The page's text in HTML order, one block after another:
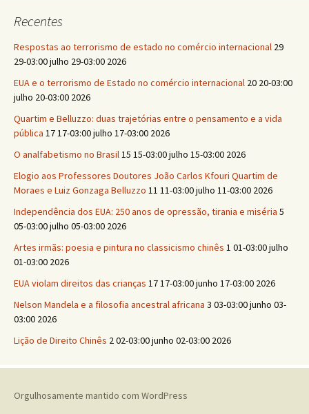
Recentes
Respostas ao terrorismo de estado no comércio internacional 29
29-03:00 julho 29-03:00 2026
EUA e o terrorismo de Estado no comércio internacional 20 20-03:00
julho 20-03:00 2026
Quartim e Belluzzo: duas trajetórias entre o pensamento e a vida
pública 17 17-03:00 julho 17-03:00 2026
O analfabetismo no Brasil15 15-03:00 julho 15-03:00 2026
Elogio aos Professores Doutores João Carlos Kfouri Quartim de
Moraes e Luiz Gonzaga Belluzzo 11 11-03:00 julho 11-03:00 2026
Independência dos EUA: 250 anos de opressão, tirania e miséria 5
05-03:00 julho 05-03:00 2026
Artes irmãs: poesia e pintura no classicismo chinês 1 01-03:00 julho
01-03:00 2026
EUA violam direitos das crianças 17 17-03:00 junho 17-03:00 2026
Nelson Mandela e a filosofia ancestral africana 3 03-03:00 junho 03-
03:00 2026
Lição de Direito Chinês 2 02-03:00 junho 02-03:00 2026
Orgulhosamente mantido com WordPress